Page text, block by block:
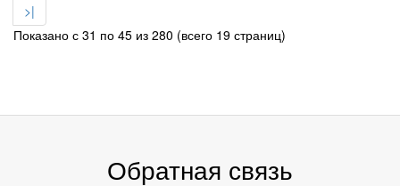
>|
Показано с 31 по 45 из 280 (всего 19 страниц)
Обратная связь